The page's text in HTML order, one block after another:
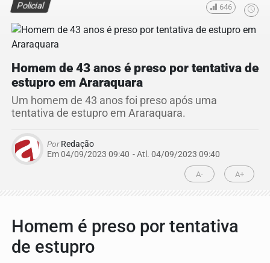
Policial 646
Homem de 43 anos é preso por tentativa de
estupro em Araraquara
Um homem de 43 anos foi preso após uma
tentativa de estupro em Araraquara.
PorRedação
Em 04/09/2023 09:40 - Atl. 04/09/2023 09:40
A- A+
Homem é preso por tentativa
de estupro